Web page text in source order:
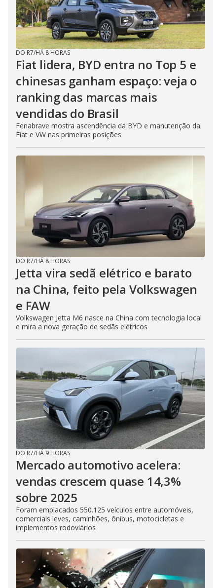
DO R7/HÁ 8 HORAS
Fiat lidera, BYD entra no Top 5 e
chinesas ganham espaço: veja o
ranking das marcas mais
vendidas do Brasil
Fenabrave mostra ascendência da BYD e manutenção da
Fiat e VW nas primeiras posições
DO R7/HÁ 8 HORAS
Jetta vira sedã elétrico e barato
na China, feito pela Volkswagen
e FAW
Volkswagen Jetta M6 nasce na China com tecnologia local
e mira a nova geração de sedãs elétricos
DO R7/HÁ 9 HORAS
Mercado automotivo acelera:
vendas crescem quase 14,3%
sobre 2025
Foram emplacados 550.125 veículos entre automóveis,
comerciais leves, caminhões, ônibus, motocicletas e
implementos rodoviários